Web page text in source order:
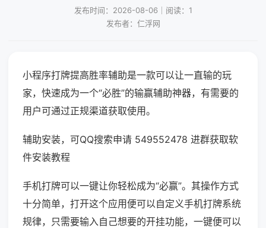
发布时间：2026-08-06｜阅读：1
发布者：仁浮网
小程序打牌提高胜率辅助是一款可以让一直输的玩
家，快速成为一个“必胜”的输赢辅助神器，有需要的
用户可通过正规渠道获取使用。
辅助安装，可QQ搜索申请 549552478 进群获取软
件安装教程
手机打牌可以一键让你轻松成为“必赢”。其操作方式
十分简单，打开这个应用便可以自定义手机打牌系统
规律，只需要输入自己想要的开挂功能，一键便可以